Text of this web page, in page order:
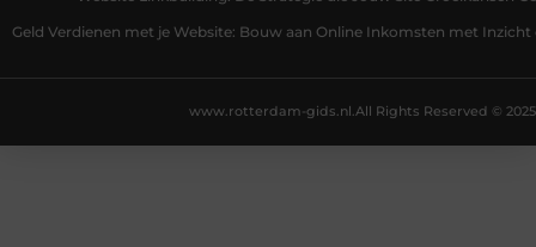
Geld Verdienen met je Website: Bouw aan Online Inkomsten met Inzicht
All Rights Reserved © 2025
www.rotterdam-gids.nl.